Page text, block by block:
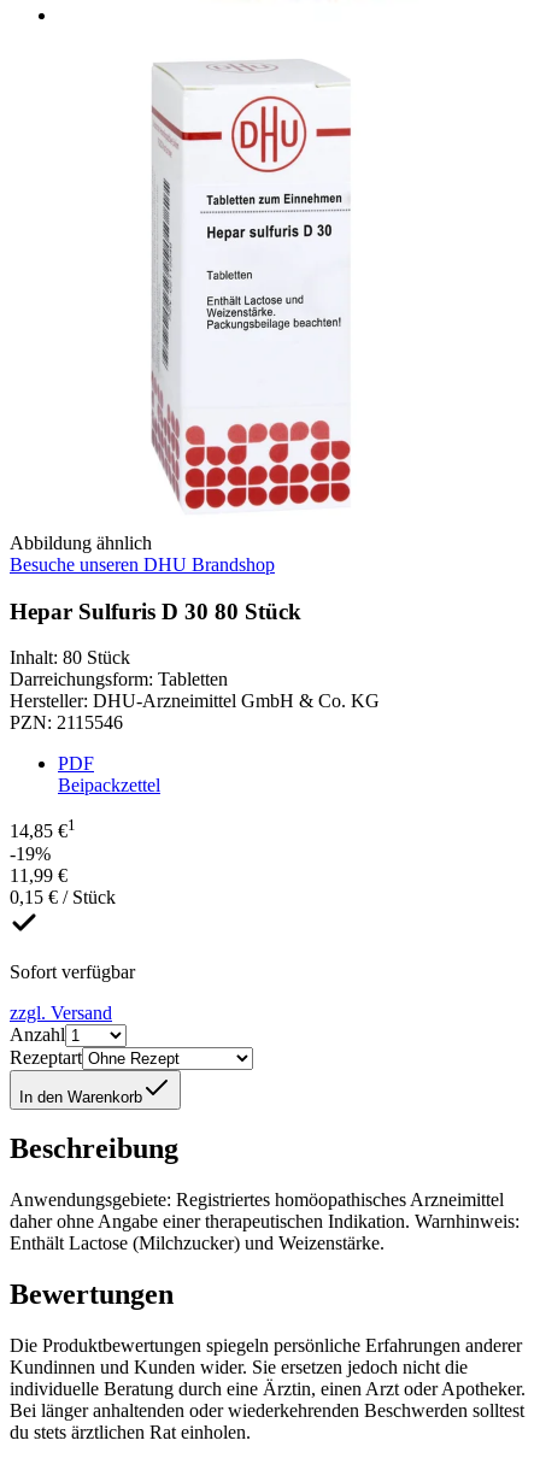
Abbildung ähnlich
Besuche unseren DHU Brandshop
Hepar Sulfuris D 30 80 Stück
Inhalt: 80 Stück
Darreichungsform: Tabletten
Hersteller: DHU-Arzneimittel GmbH & Co. KG
PZN: 2115546
PDF
Beipackzettel
14,85 €1
-19%
11,99 €
0,15 € / Stück
Sofort verfügbar
zzgl. Versand
Anzahl
Rezeptart
In den Warenkorb
Beschreibung
Anwendungsgebiete: Registriertes homöopathisches Arzneimittel
daher ohne Angabe einer therapeutischen Indikation. Warnhinweis:
Enthält Lactose (Milchzucker) und Weizenstärke.
Bewertungen
Die Produktbewertungen spiegeln persönliche Erfahrungen anderer
Kundinnen und Kunden wider. Sie ersetzen jedoch nicht die
individuelle Beratung durch eine Ärztin, einen Arzt oder Apotheker.
Bei länger anhaltenden oder wiederkehrenden Beschwerden solltest
du stets ärztlichen Rat einholen.